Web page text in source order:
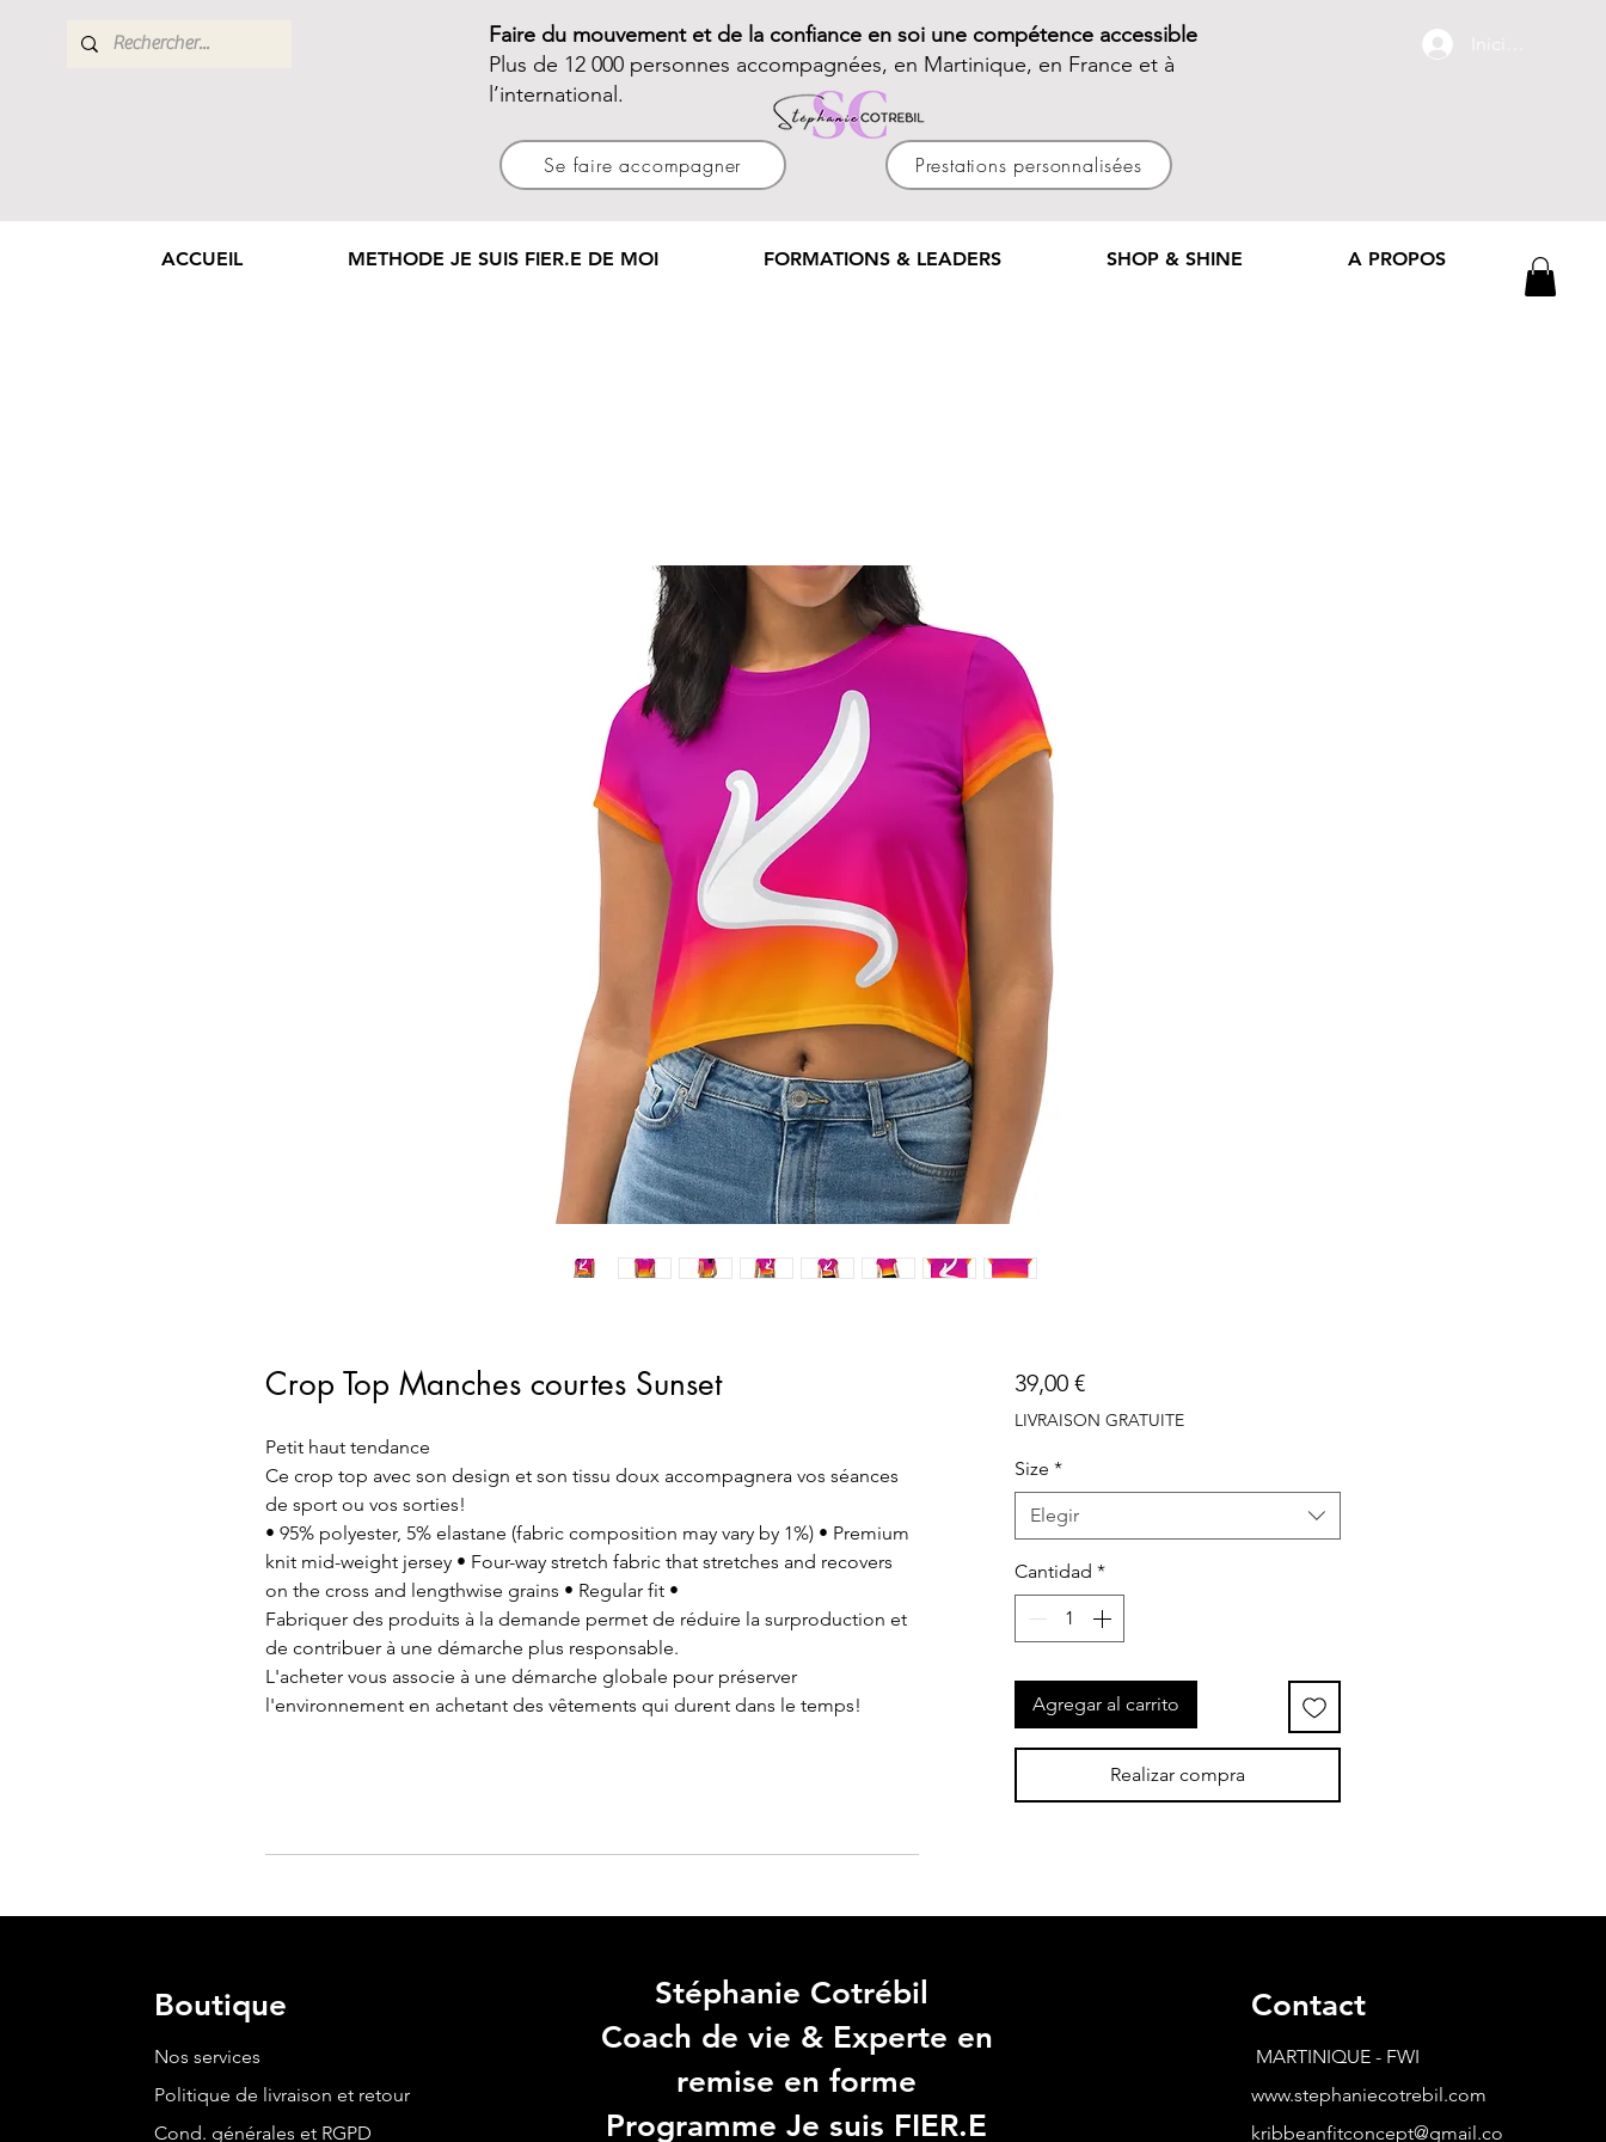
Faire du mouvement et de la confiance en soi une compétence accessible
Plus de 12 000 personnes accompagnées, en Martinique, en France et à
l’international.
Se faire accompagner Prestations personnalisées
Iniciar sesión
ACCUEIL METHODE JE SUIS FIER.E DE MOI FORMATIONS & LEADERS SHOP & SHINE A PROPOS
Crop Top Manches courtes Sunset
Petit haut tendance
Ce crop top avec son design et son tissu doux accompagnera vos séances
de sport ou vos sorties!
• 95% polyester, 5% elastane (fabric composition may vary by 1%) • Premium
knit mid-weight jersey • Four-way stretch fabric that stretches and recovers
on the cross and lengthwise grains • Regular fit •
Fabriquer des produits à la demande permet de réduire la surproduction et
de contribuer à une démarche plus responsable.
L'acheter vous associe à une démarche globale pour préserver
l'environnement en achetant des vêtements qui durent dans le temps!
39,00 €Precio
LIVRAISON GRATUITE
Size *
Elegir
Cantidad *
Agregar al carrito
Realizar compra
Boutique
Nos services
Politique de livraison et retour
Cond. générales et RGPD
Stéphanie Cotrébil
Coach de vie & Experte en
remise en forme
Programme Je suis FIER.E
Contact
MARTINIQUE - FWI
www.stephaniecotrebil.com
kribbeanfitconcept@gmail.co